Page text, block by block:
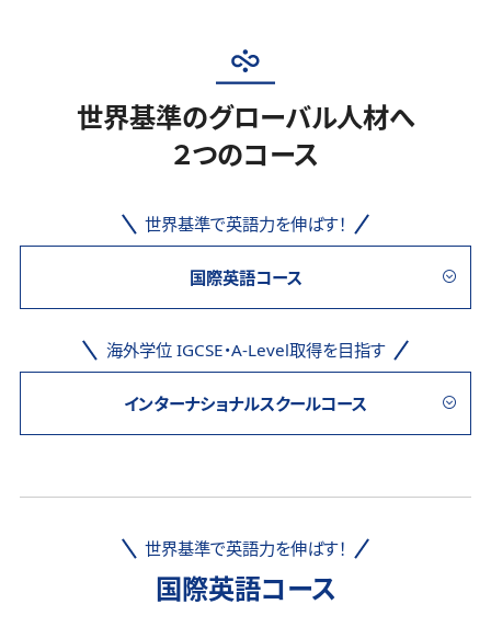
世界基準のグローバル人材へ
２つのコース
世界基準で英語力を伸ばす！
国際英語コース
海外学位 IGCSE・A-Level取得を目指す
インターナショナルスクールコース
世界基準で英語力を伸ばす！
国際英語コース